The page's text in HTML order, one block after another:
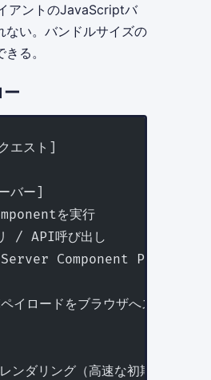
アントのJavaScriptバ
ない。バンドルサイズの
る。
ー
エスト]
バー]
を実行
/ API呼び出し
Component Payload（
イロードをブラウザへストリー
ダリング（高速な初期表示）